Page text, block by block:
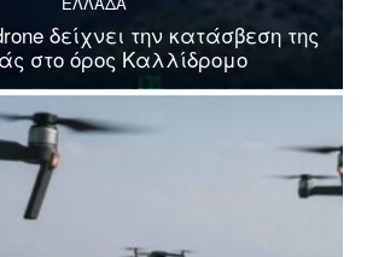
δείχνει την κατάσβεση της
στο όρος Καλλίδρομο